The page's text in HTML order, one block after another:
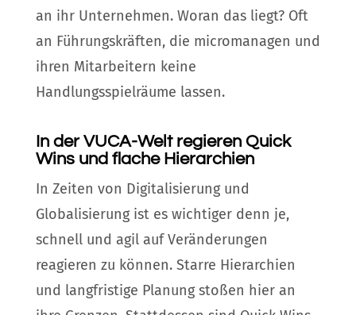
an ihr Unternehmen. Woran das liegt? Oft
an Führungskräften, die micromanagen und
ihren Mitarbeitern keine
Handlungsspielräume lassen.
In der VUCA-Welt regieren Quick
Wins und flache Hierarchien
In Zeiten von Digitalisierung und
Globalisierung ist es wichtiger denn je,
schnell und agil auf Veränderungen
reagieren zu können. Starre Hierarchien
und langfristige Planung stoßen hier an